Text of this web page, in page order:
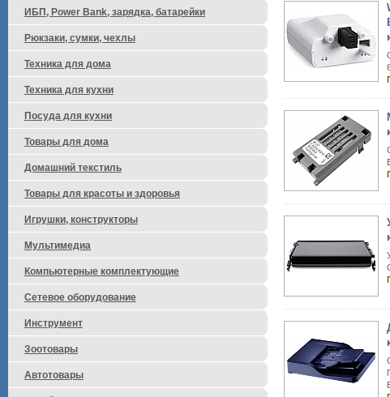
ИБП, Power Bank, зарядка, батарейки
Рюкзаки, сумки, чехлы
Техника для дома
Техника для кухни
Посуда для кухни
Товары для дома
Домашний текстиль
Товары для красоты и здоровья
Игрушки, конструкторы
Мультимедиа
Компьютерные комплектующие
Сетевое оборудование
Инструмент
Зоотовары
Автотовары